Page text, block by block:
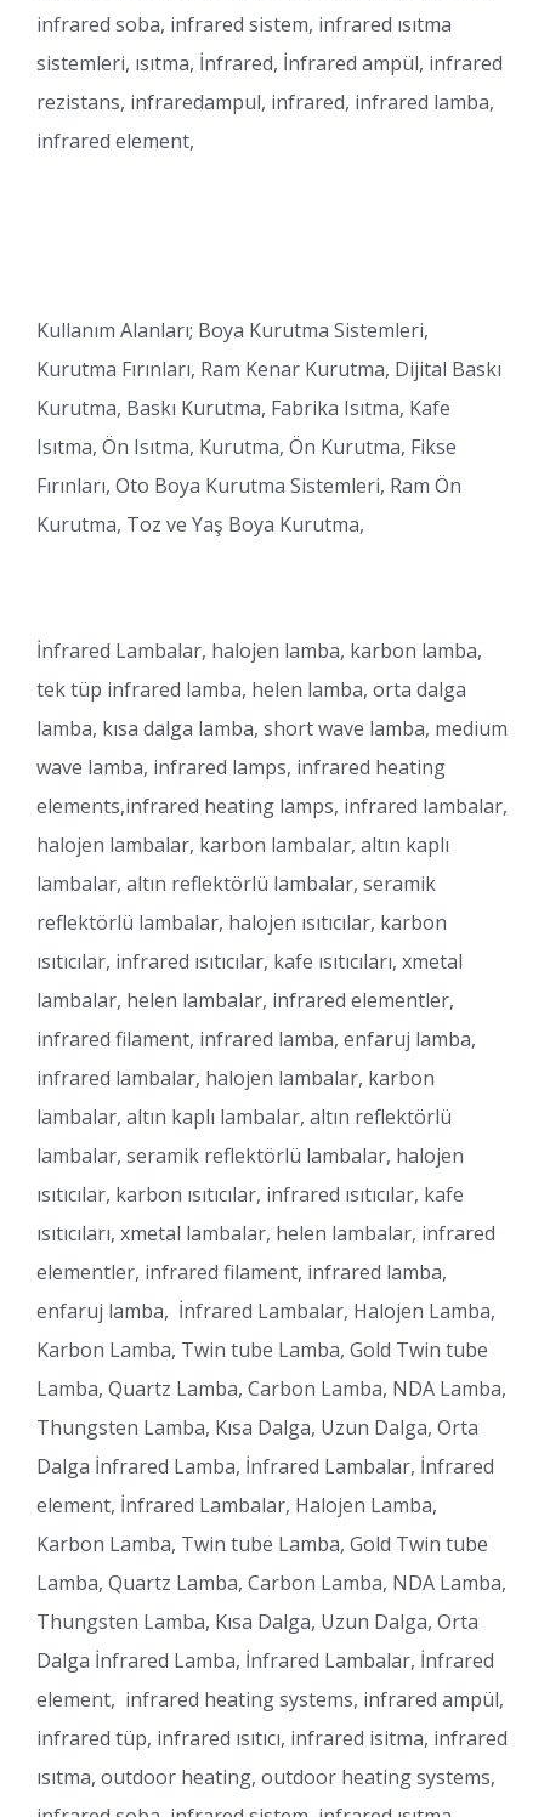
infrared soba, infrared sistem, infrared ısıtma
sistemleri, ısıtma, İnfrared, İnfrared ampül, infrared
rezistans, infraredampul, infrared, infrared lamba,
infrared element,
Kullanım Alanları; Boya Kurutma Sistemleri,
Kurutma Fırınları, Ram Kenar Kurutma, Dijital Baskı
Kurutma, Baskı Kurutma, Fabrika Isıtma, Kafe
Isıtma, Ön Isıtma, Kurutma, Ön Kurutma, Fikse
Fırınları, Oto Boya Kurutma Sistemleri, Ram Ön
Kurutma, Toz ve Yaş Boya Kurutma,
İnfrared Lambalar, halojen lamba, karbon lamba,
tek tüp infrared lamba, helen lamba, orta dalga
lamba, kısa dalga lamba, short wave lamba, medium
wave lamba, infrared lamps, infrared heating
elements,infrared heating lamps, infrared lambalar,
halojen lambalar, karbon lambalar, altın kaplı
lambalar, altın reflektörlü lambalar, seramik
reflektörlü lambalar, halojen ısıtıcılar, karbon
ısıtıcılar, infrared ısıtıcılar, kafe ısıtıcıları, xmetal
lambalar, helen lambalar, infrared elementler,
infrared filament, infrared lamba, enfaruj lamba,
infrared lambalar, halojen lambalar, karbon
lambalar, altın kaplı lambalar, altın reflektörlü
lambalar, seramik reflektörlü lambalar, halojen
ısıtıcılar, karbon ısıtıcılar, infrared ısıtıcılar, kafe
ısıtıcıları, xmetal lambalar, helen lambalar, infrared
elementler, infrared filament, infrared lamba,
enfaruj lamba, İnfrared Lambalar, Halojen Lamba,
Karbon Lamba, Twin tube Lamba, Gold Twin tube
Lamba, Quartz Lamba, Carbon Lamba, NDA Lamba,
Thungsten Lamba, Kısa Dalga, Uzun Dalga, Orta
Dalga İnfrared Lamba, İnfrared Lambalar, İnfrared
element, İnfrared Lambalar, Halojen Lamba,
Karbon Lamba, Twin tube Lamba, Gold Twin tube
Lamba, Quartz Lamba, Carbon Lamba, NDA Lamba,
Thungsten Lamba, Kısa Dalga, Uzun Dalga, Orta
Dalga İnfrared Lamba, İnfrared Lambalar, İnfrared
element, infrared heating systems, infrared ampül,
infrared tüp, infrared ısıtıcı, infrared isitma, infrared
ısıtma, outdoor heating, outdoor heating systems,